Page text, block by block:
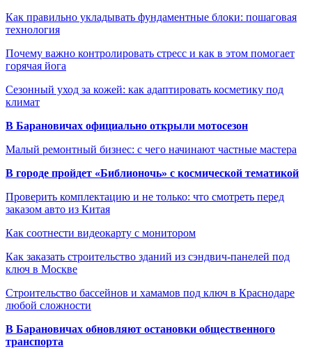
Как правильно укладывать фундаментные блоки: пошаговая
технология
Почему важно контролировать стресс и как в этом помогает
горячая йога
Сезонный уход за кожей: как адаптировать косметику под
климат
В Барановичах официально открыли мотосезон
Малый ремонтный бизнес: с чего начинают частные мастера
В городе пройдет «Библионочь» с космической тематикой
Проверить комплектацию и не только: что смотреть перед
заказом авто из Китая
Как соотнести видеокарту с монитором
Как заказать строительство зданий из сэндвич-панелей под
ключ в Москве
Строительство бассейнов и хамамов под ключ в Краснодаре
любой сложности
В Барановичах обновляют остановки общественного
транспорта